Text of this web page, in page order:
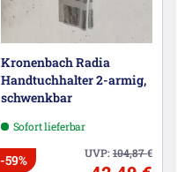
Kronenbach Radia
Handtuchhalter 2-armig,
schwenkbar
Sofort lieferbar
UVP:104,87€
-59%